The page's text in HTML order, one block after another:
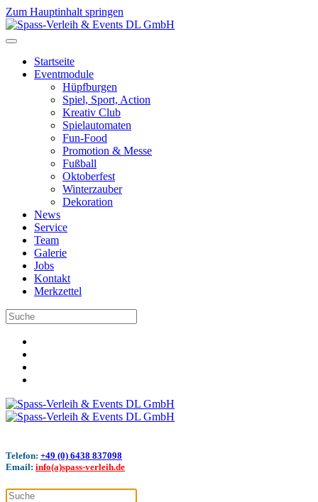
Zum Hauptinhalt springen
Startseite
Eventmodule
Hüpfburgen
Spiel, Sport, Action
Kreativ Club
Spielautomaten
Fun-Food
Promotion & Messe
Fußball
Oktoberfest
Winterzauber
Dekoration
News
Service
Team
Galerie
Jobs
Kontakt
Merkzettel
Telefon: +49 (0) 6438 837098
Email: info(a)spass-verleih.de